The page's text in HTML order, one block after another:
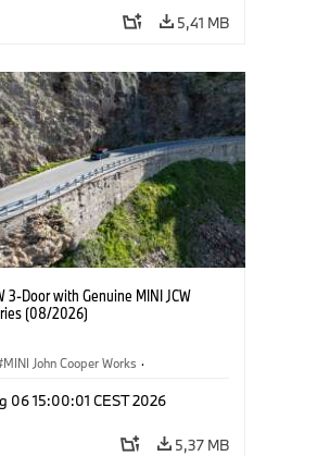
5,41 MB
3-Door with Genuine MINI JCW
(08/2026)
MINI John Cooper Works ·
εξοπλισμός, αξεσουάρ
06 15:00:01 CEST 2026
5,37 MB